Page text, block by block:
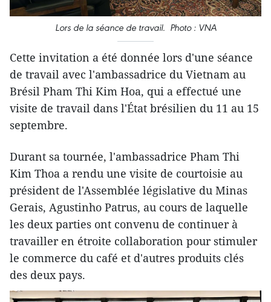
Lors de la séance de travail. Photo : VNA
Cette invitation a été donnée lors d'une séance
de travail avec l'ambassadrice du Vietnam au
Brésil Pham Thi Kim Hoa, qui a effectué une
visite de travail dans l'État brésilien du 11 au 15
septembre.
Durant sa tournée, l'ambassadrice Pham Thi
Kim Thoa a rendu une visite de courtoisie au
président de l'Assemblée législative du Minas
Gerais, Agustinho Patrus, au cours de laquelle
les deux parties ont convenu de continuer à
travailler en étroite collaboration pour stimuler
le commerce du café et d'autres produits clés
des deux pays.